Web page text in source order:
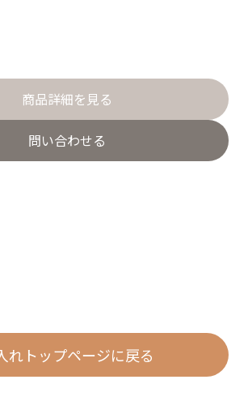
商品詳細を見る
問い合わせる
れトップページに戻る